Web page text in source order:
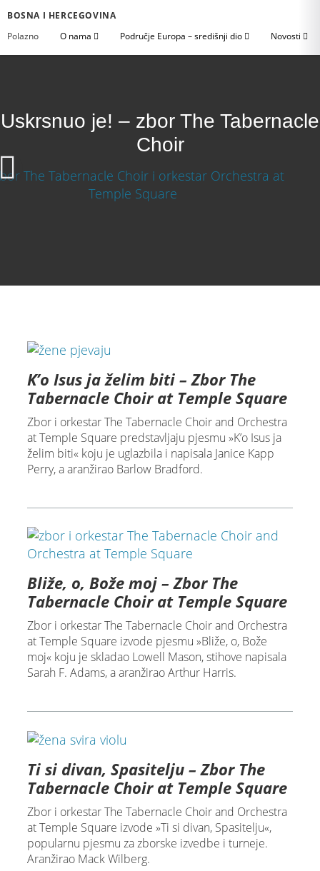
BOSNA I HERCEGOVINA
Polazno
O nama Područje Europa – središnji dio Novosti
Uskrsnuo je! – zbor The Tabernacle
Choir
K’o Isus ja želim biti – Zbor The
Tabernacle Choir at Temple Square
Zbor i orkestar The Tabernacle Choir and Orchestra
at Temple Square predstavljaju pjesmu »K’o Isus ja
želim biti« koju je uglazbila i napisala Janice Kapp
Perry, a aranžirao Barlow Bradford.
Bliže, o, Bože moj – Zbor The
Tabernacle Choir at Temple Square
Zbor i orkestar The Tabernacle Choir and Orchestra
at Temple Square izvode pjesmu »Bliže, o, Bože
moj« koju je skladao Lowell Mason, stihove napisala
Sarah F. Adams, a aranžirao Arthur Harris.
Ti si divan, Spasitelju – Zbor The
Tabernacle Choir at Temple Square
Zbor i orkestar The Tabernacle Choir and Orchestra
at Temple Square izvode »Ti si divan, Spasitelju«,
popularnu pjesmu za zborske izvedbe i turneje.
Aranžirao Mack Wilberg.